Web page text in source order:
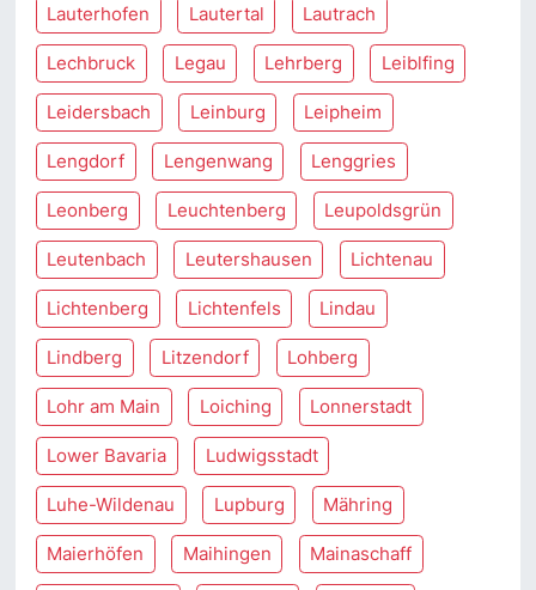
Lauterhofen Lautertal Lautrach
Lechbruck Legau Lehrberg Leiblfing
Leidersbach Leinburg Leipheim
Lengdorf Lengenwang Lenggries
Leonberg Leuchtenberg Leupoldsgrün
Leutenbach Leutershausen Lichtenau
Lichtenberg Lichtenfels Lindau
Lindberg Litzendorf Lohberg
Lohr am Main Loiching Lonnerstadt
Lower Bavaria Ludwigsstadt
Luhe-Wildenau Lupburg Mähring
Maierhöfen Maihingen Mainaschaff